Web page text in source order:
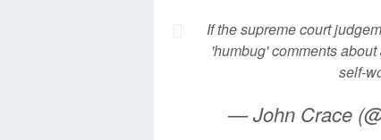
If the supreme court
'humbug' comments
self-
— John Crace